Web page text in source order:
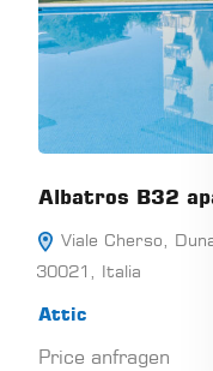
Albatros B32
Viale Cherso,
30021, Italia
Attic
Price anfragen